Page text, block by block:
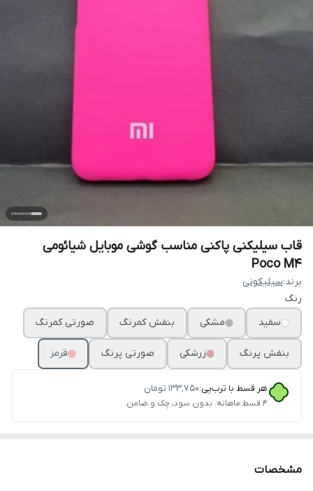
قاب سیلیکنی پاکنی مناسب گوشی موبایل شیائومی
Poco M4
برند:سیلیکونی
رنگ
سفید
مشکی بنفش کمرنگ صورتی کمرنگ
بنفش پرنگ زرشکی صورتی پرنگ قرمز
هر قسط با ترب‌پی:۱۳۳٬۷۵۰ تومان
۴ قسط ماهانه. بدون سود، چک و ضامن.
مشخصات